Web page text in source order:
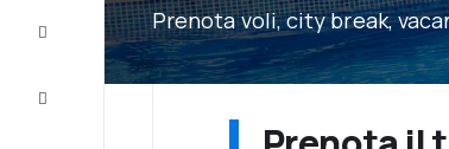
Vacanze
Prenota voli, city break,